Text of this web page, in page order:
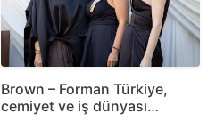
Brown – Forman Türkiye,
cemiyet ve iş dünyası…